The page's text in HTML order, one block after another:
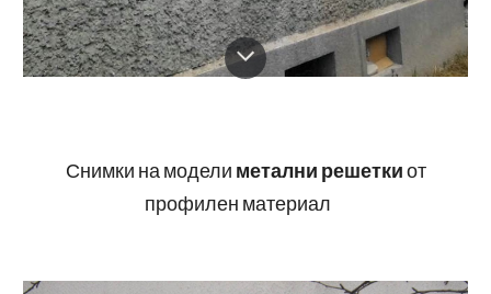
Снимки на модели метални решеткиот
профилен материал